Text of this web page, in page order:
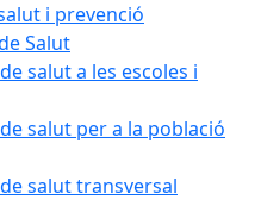
i prevenció
Salut
salut a les escoles i
salut per a la població
salut transversal